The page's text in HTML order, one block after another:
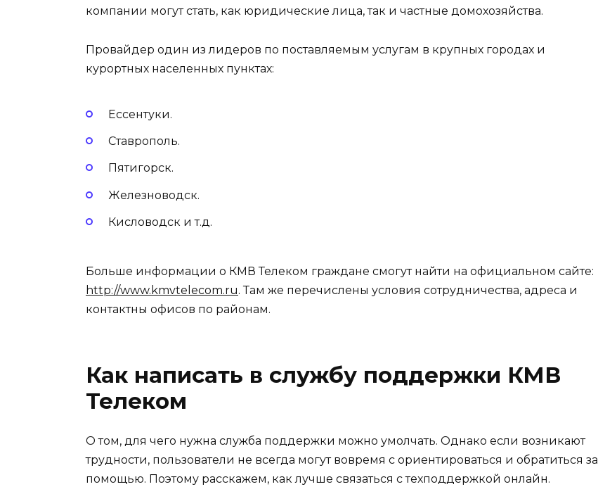
компании могут стать, как юридические лица, так и частные домохозяйства.
Провайдер один из лидеров по поставляемым услугам в крупных городах и
курортных населенных пунктах:
Ессентуки.
Ставрополь.
Пятигорск.
Железноводск.
Кисловодск и т.д.
Больше информации о КМВ Телеком граждане смогут найти на официальном сайте:
http://www.kmvtelecom.ru. Там же перечислены условия сотрудничества, адреса и
контактны офисов по районам.
Как написать в службу поддержки КМВ
Телеком
О том, для чего нужна служба поддержки можно умолчать. Однако если возникают
трудности, пользователи не всегда могут вовремя с ориентироваться и обратиться за
помощью. Поэтому расскажем, как лучше связаться с техподдержкой онлайн.